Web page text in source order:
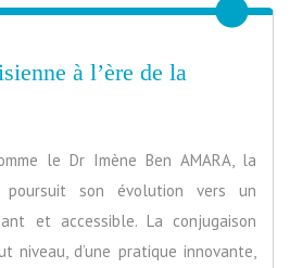
à l’ère de la
le Dr Imène Ben AMARA, la
poursuit son évolution vers un
et accessible. La conjugaison
niveau, d’une pratique innovante,